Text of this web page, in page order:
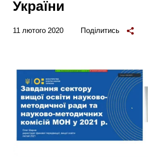
України
11 лютого 2020 Поділитись